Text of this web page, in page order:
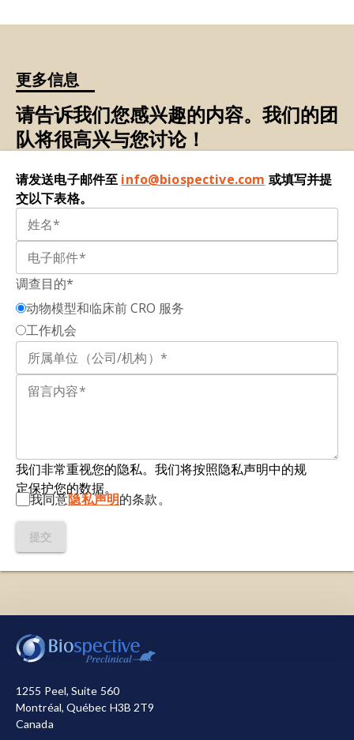
更多信息
请告诉我们您感兴趣的内容。我们的团
队将很高兴与您讨论！
请发送电子邮件至 info@biospective.com 或填写并提
交以下表格。
调查目的*
动物模型和临床前 CRO 服务
工作机会
我们非常重视您的隐私。我们将按照隐私声明中的规
定保护您的数据。
我同意隐私声明的条款。
提交
用其他cookie来衡量您使用网站的情况或用于营销目
的，从而帮助我们进行改进。您可以选择全部接受或全
们的 隐私声明。
1255 Peel, Suite 560
Montréal, Québec H3B 2T9
Canada